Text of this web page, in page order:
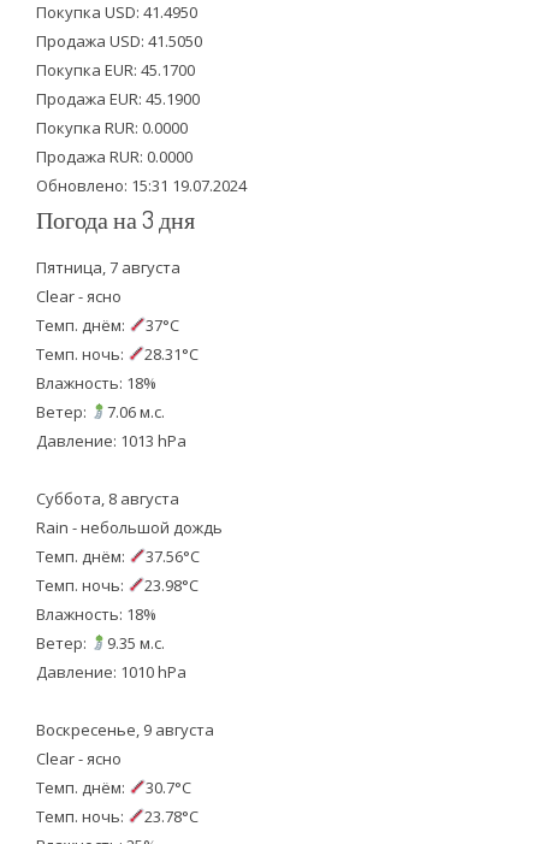
t
e
r
b
o
o
k
u
b
e
Покупка USD: 41.4950
Продажа USD: 41.5050
Покупка EUR: 45.1700
Продажа EUR: 45.1900
Покупка RUR: 0.0000
Продажа RUR: 0.0000
Обновлено: 15:31 19.07.2024
Погода на 3 дня
Пятница, 7 августа
Clear - ясно
Темп. днём:
37°C
Темп. ночь:
28.31°C
Влажность: 18%
Ветер:
7.06 м.с.
Давление: 1013 hPa
Суббота, 8 августа
Rain - небольшой дождь
Темп. днём:
37.56°C
Темп. ночь:
23.98°C
Влажность: 18%
Ветер:
9.35 м.с.
Давление: 1010 hPa
Воскресенье, 9 августа
Clear - ясно
Темп. днём:
30.7°C
Темп. ночь:
23.78°C